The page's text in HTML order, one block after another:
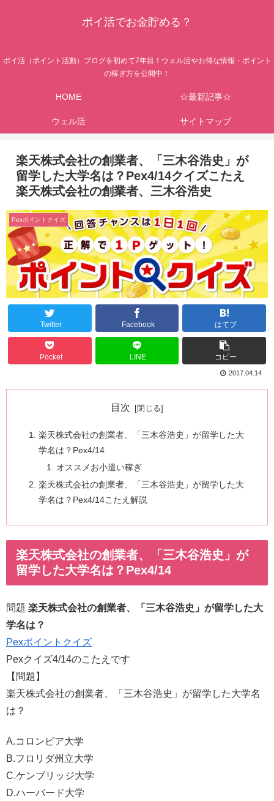
ポイ活でお金貯める？
ポイ活（ポイント活動）ブログを初めて7年目！ウェル活やお得な情報・ポイント
の稼ぎ方を公開中！
HOME ☆最新記事☆
ウェル活 サイトマップ
楽天株式会社の創業者、「三木谷浩史」が
留学した大学名は？Pex4/14クイズこたえ
楽天株式会社の創業者、三木谷浩史
Pexポイントクイズ
Twitter Facebook はてブ
Pocket LINE コピー
2017.04.14
目次
楽天株式会社の創業者、「三木谷浩史」が留学した大
学名は？Pex4/14
オススメお小遣い稼ぎ
楽天株式会社の創業者、「三木谷浩史」が留学した大
学名は？Pex4/14こたえ解説
楽天株式会社の創業者、「三木谷浩史」が
留学した大学名は？Pex4/14
問題 楽天株式会社の創業者、「三木谷浩史」が留学した大
学名は？
Pexポイントクイズ
Pexクイズ4/14のこたえです
【問題】
楽天株式会社の創業者、「三木谷浩史」が留学した大学名
は？
A.コロンビア大学
B.フロリダ州立大学
C.ケンブリッジ大学
D.ハーバード大学